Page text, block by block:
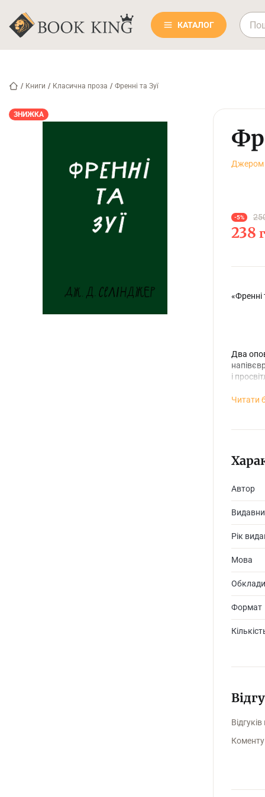
КАТАЛОГ
/ Книги / Класична проза / Френні та Зуї
ЗНИЖКА
Джером
-5%
238
«Френні
Два
і
Читати
Автор
Рік
Мова
Формат